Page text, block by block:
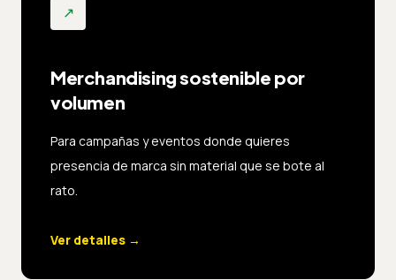
↗
Merchandising sostenible por
volumen
Para campañas y eventos donde quieres
presencia de marca sin material que se bote al
rato.
Ver detalles →